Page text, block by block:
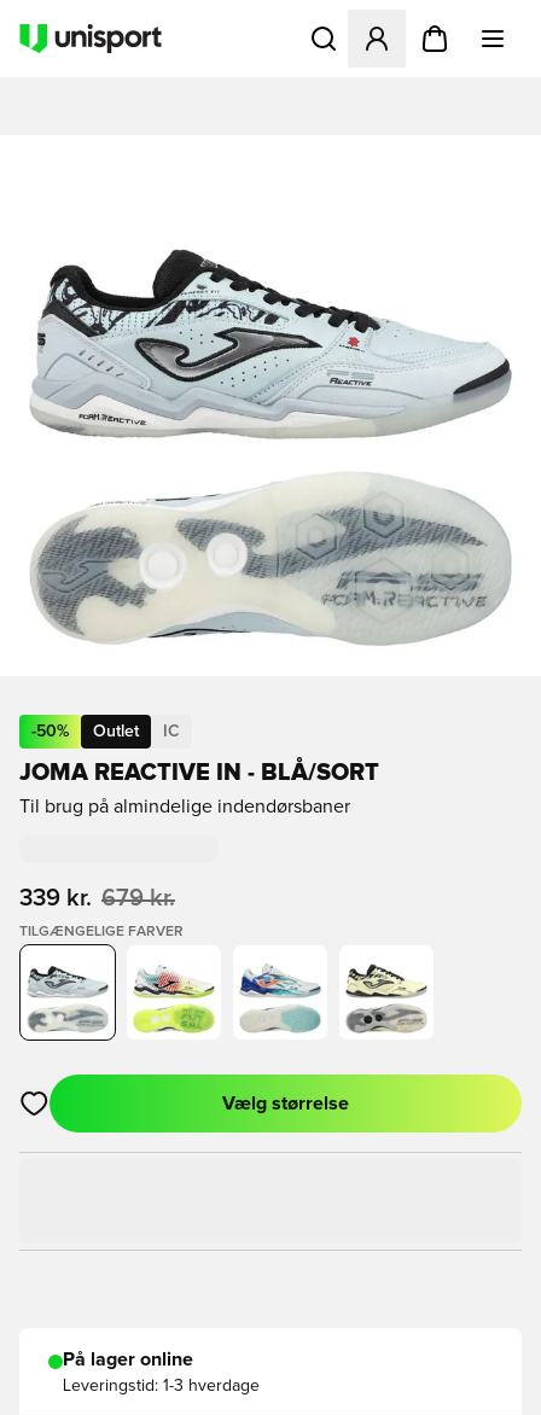
Åbner en Modal til at
-50% Outlet IC
JOMA REACTIVE IN - BLÅ/SORT
Til brug på almindelige indendørsbaner
339 kr. 679 kr.
TILGÆNGELIGE FARVER
Åbner en Modal til at logge ind eller tilmelde dig som medlem
Vælg størrelse
På lager online
Leveringstid: 1-3 hverdage